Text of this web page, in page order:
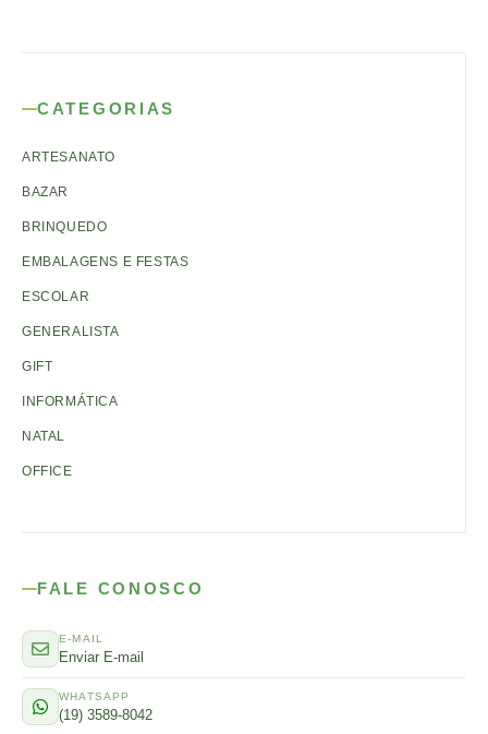
CATEGORIAS
ARTESANATO
BAZAR
BRINQUEDO
EMBALAGENS E FESTAS
ESCOLAR
GENERALISTA
GIFT
INFORMÁTICA
NATAL
OFFICE
FALE CONOSCO
E-MAIL
Enviar E-mail
WHATSAPP
(19) 3589-8042